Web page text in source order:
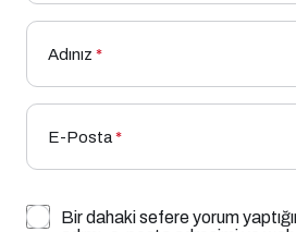
Adınız *
E-Posta*
Bir dahaki sefere yorum